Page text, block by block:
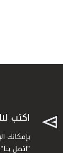
اكتب لنا
بإمكانك
"اتصل